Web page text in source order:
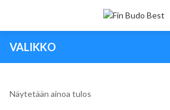
VALIKKO
Näytetään ainoa tulos